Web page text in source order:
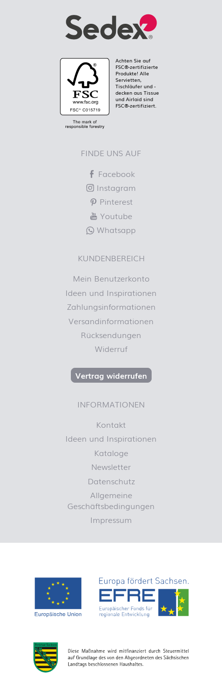
Achten Sie auf
FSC®-zertifizierte
Produkte! Alle
Servietten,
Tischläufer und -
decken aus Tissue
und Airlaid sind
FSC®-zertifiziert.
FINDE UNS AUF
Facebook
Instagram
Pinterest
Youtube
Whatsapp
KUNDENBEREICH
Mein Benutzerkonto
Ideen und Inspirationen
Zahlungsinformationen
Versandinformationen
Rücksendungen
Widerruf
Vertrag widerrufen
INFORMATIONEN
Kontakt
Ideen und Inspirationen
Kataloge
Newsletter
Datenschutz
Allgemeine
Geschäftsbedingungen
Impressum